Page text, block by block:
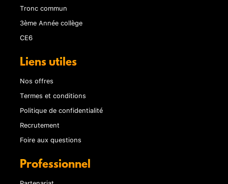
Tronc commun
3ème Année collège
CE6
Liens utiles
Nos offres
Termes et conditions
Politique de confidentialité
Recrutement
Foire aux questions
Professionnel